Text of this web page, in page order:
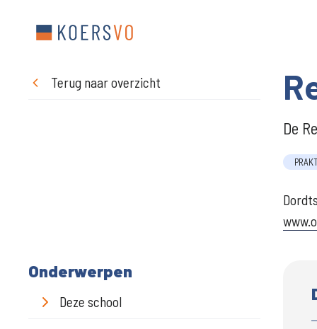
Terug naar overzicht
De
Onderwerpen
Deze school